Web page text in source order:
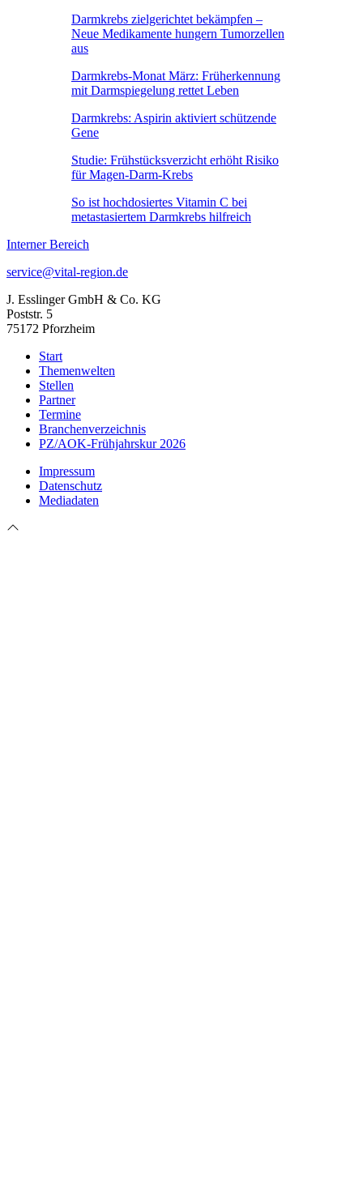
Darmkrebs zielgerichtet bekämpfen –
Neue Medikamente hungern Tumorzellen
aus
Darmkrebs-Monat März: Früherkennung
mit Darmspiegelung rettet Leben
Darmkrebs: Aspirin aktiviert schützende
Gene
Studie: Frühstücksverzicht erhöht Risiko
für Magen-Darm-Krebs
So ist hochdosiertes Vitamin C bei
metastasiertem Darmkrebs hilfreich
Interner Bereich
service@vital-region.de
J. Esslinger GmbH & Co. KG
Poststr. 5
75172 Pforzheim
Start
Themenwelten
Stellen
Partner
Termine
Branchenverzeichnis
PZ/AOK-Frühjahrskur 2026
Impressum
Datenschutz
Mediadaten